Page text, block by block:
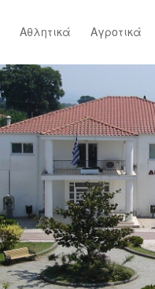
Αθλητικά Αγροτικά